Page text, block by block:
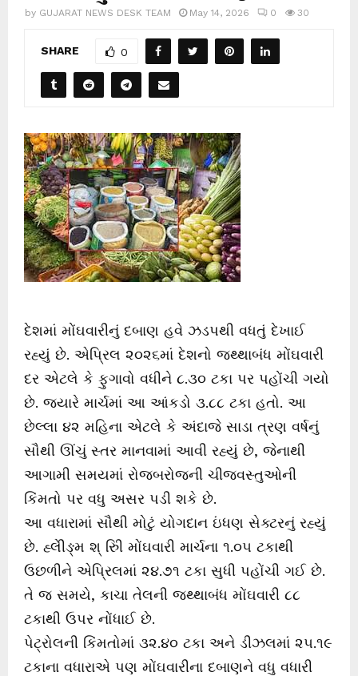
by GUJARAT NEWS DESK TEAM May 14, 2026 0 30
SHARE 0
દેશમાં મોંઘવારીનું દબાણ હવે ઝડપથી વધતું દેખાઈ
રહ્યું છે. એપ્રિલ ૨૦૨૬માં દેશનો જથ્થાબંધ મોંઘવારી
દર એટલે કે ફુગાવો વધીને ૮.૩૦ ટકા પર પહોંચી ગયો
છે. જ્યારે માર્ચમાં આ આંકડો ૩.૮૮ ટકા હતો. આ
છેલ્લા ૪૨ મહિના એટલે કે અંદાજે સાડા ત્રણ વર્ષનું
સૌથી ઊંચું સ્તર માનવામાં આવી રહ્યું છે, જેનાથી
આગામી સમયમાં રોજબરોજની ચીજવસ્તુઓની
કિંમતો પર વધુ અસર પડી શકે છે.
આ વધારામાં સૌથી મોટું યોગદાન ઇંધણ સેક્ટરનું રહ્યું
છે. હ્લેીઙ્મ શ્ રુીિ મોંઘવારી માર્ચના ૧.૦૫ ટકાથી
ઉછળીને એપ્રિલમાં ૨૪.૭૧ ટકા સુધી પહોંચી ગઈ છે.
તે જ સમયે, કાચા તેલની જથ્થાબંધ મોંઘવારી ૮૮
ટકાથી ઉપર નોંધાઈ છે.
પેટ્રોલની કિંમતોમાં ૩૨.૪૦ ટકા અને ડીઝલમાં ૨૫.૧૯
ટકાના વધારાએ પણ મોંઘવારીના દબાણને વધુ વધારી